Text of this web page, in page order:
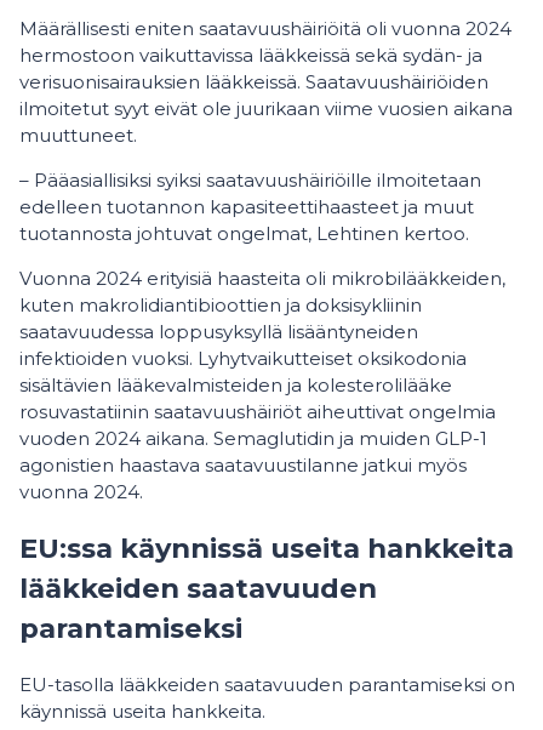
Määrällisesti eniten saatavuushäiriöitä oli vuonna 2024
hermostoon vaikuttavissa lääkkeissä sekä sydän- ja
verisuonisairauksien lääkkeissä. Saatavuushäiriöiden
ilmoitetut syyt eivät ole juurikaan viime vuosien aikana
muuttuneet.
– Pääasiallisiksi syiksi saatavuushäiriöille ilmoitetaan
edelleen tuotannon kapasiteettihaasteet ja muut
tuotannosta johtuvat ongelmat, Lehtinen kertoo.
Vuonna 2024 erityisiä haasteita oli mikrobilääkkeiden,
kuten makrolidiantibioottien ja doksisykliinin
saatavuudessa loppusyksyllä lisääntyneiden
infektioiden vuoksi. Lyhytvaikutteiset oksikodonia
sisältävien lääkevalmisteiden ja kolesterolilääke
rosuvastatiinin saatavuushäiriöt aiheuttivat ongelmia
vuoden 2024 aikana. Semaglutidin ja muiden GLP-1
agonistien haastava saatavuustilanne jatkui myös
vuonna 2024.
EU:ssa käynnissä useita hankkeita
lääkkeiden saatavuuden
parantamiseksi
EU-tasolla lääkkeiden saatavuuden parantamiseksi on
käynnissä useita hankkeita.